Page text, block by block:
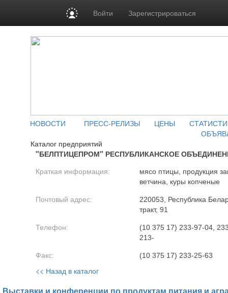
Войти Зарегистрироваться
НОВОСТИ ПРЕСС-РЕЛИЗЫ ЦЕНЫ
Каталог предприятий
"БЕЛПТИЦЕПРОМ" РЕСПУБЛИКАНСКОЕ
Краткая информация:
мясо птицы, продукция
ветчина, куры копченые
Почтовый адрес:
220053, Республика
тракт, 91
Телефон:
(10 375 17) 233-97-04,
213-
Факс: (10 375 17) 233-25-63
<< Назад в каталог
Выставки и конференции по продуктам питания и